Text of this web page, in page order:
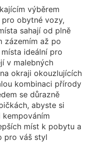
výběrem
obytné vozy,
sahají od plně
zázemím až po
ideální pro
v malebných
okraji okouzlujících
kombinaci přírody
se důrazně
abyste si
míst k pobytu a
pro váš styl